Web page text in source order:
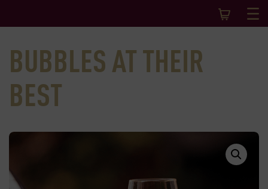
BUBBLES AT THEIR
BEST